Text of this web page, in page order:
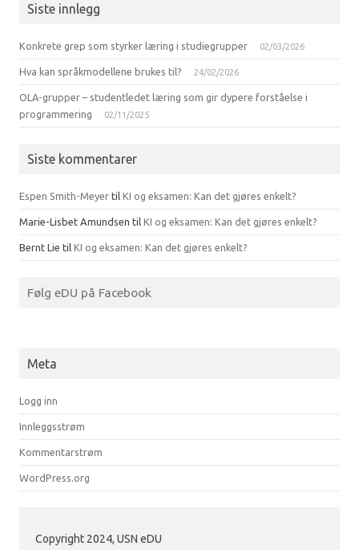
Siste innlegg
Konkrete grep som styrker læring i studiegrupper 02/03/2026
Hva kan språkmodellene brukes til? 24/02/2026
OLA-grupper – studentledet læring som gir dypere forståelse i
programmering
02/11/2025
Siste kommentarer
Espen Smith-Meyer til KI og eksamen: Kan det gjøres enkelt?
Marie-Lisbet Amundsen til KI og eksamen: Kan det gjøres enkelt?
Bernt Lie til KI og eksamen: Kan det gjøres enkelt?
Følg eDU på Facebook
Meta
Logg inn
Innleggsstrøm
Kommentarstrøm
WordPress.org
Copyright 2024, USN eDU